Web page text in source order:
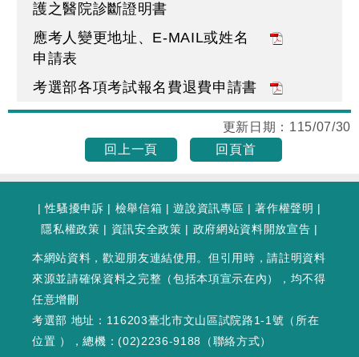
護之醫院診斷證明書
應考人變更地址、E-MAIL或姓名
申請表
考選部各項考試報名費退費申請書
更新日期： 115/07/30
回上一頁
回頁首
|性騷擾申訴 | 檢舉信箱 |遊說資訊專區 |著作權聲明 |
隱私權政策 | 資訊安全政策 | 政府網站資料開放宣告 |
本網站資料，歡迎朋友連結使用。但引用時，請註明資料
來源並請確保資料之完整（包括本項宣示在內），均不得
任意增刪
考選部 地址：116203臺北市文山區試院路1-1號（ 所在
位置 ），總機：(02)2236-9188（聯絡方式）